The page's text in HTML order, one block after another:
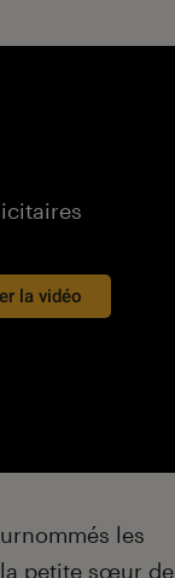
la vidéo
les
la petite sœur de